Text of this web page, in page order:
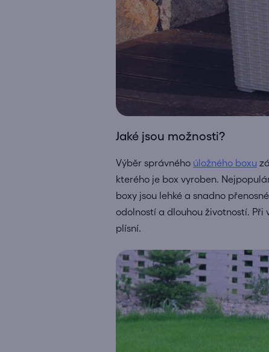
Jaké jsou možnosti?
Výběr správného úložného boxu
kterého je box vyroben.
boxy jsou lehké a snadno
odolností a dlouhou životností.
plísní.